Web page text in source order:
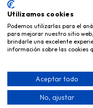
novedades. Para más información y
rectificación y supresión, así como
INFORMACIÓN
AYUDA
EMPRESA
Copyright © 2026 Miky Mika
Utilizamos cookies
Podemos utilizarlas para el
para mejorar nuestro sitio
brindarle una excelente
información sobre las cookies
Aceptar todo
No, ajustar